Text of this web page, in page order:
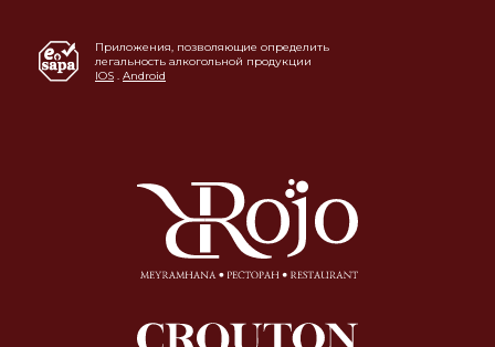
Приложения, позволяющие определить
легальность алкогольной продукции
IOS . Android